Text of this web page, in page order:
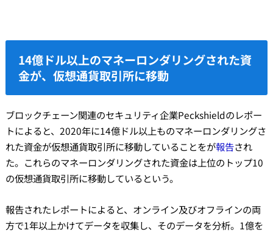
14億ドル以上のマネーロンダリングされた資
金が、仮想通貨取引所に移動
ブロックチェーン関連のセキュリティ企業Peckshieldのレポー
トによると、2020年に14億ドル以上ものマネーロンダリングさ
れた資金が仮想通貨取引所に移動していることをが報告され
た。これらのマネーロンダリングされた資金は上位のトップ10
の仮想通貨取引所に移動しているという。
報告されたレポートによると、オンライン及びオフラインの両
方で1年以上かけてデータを収集し、そのデータを分析。1億を